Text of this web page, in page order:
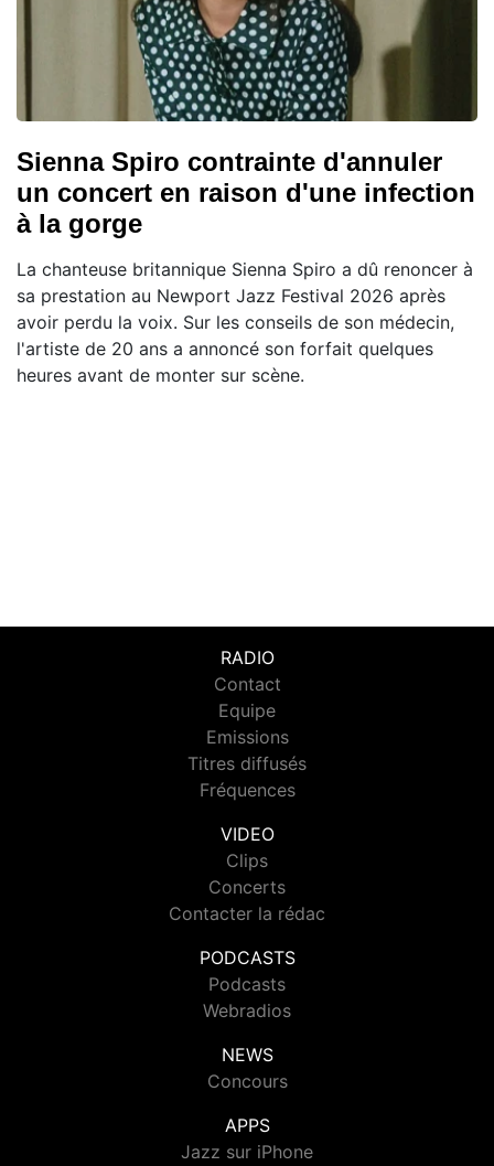
Sienna Spiro contrainte d'annuler
un concert en raison d'une infection
à la gorge
La chanteuse britannique Sienna Spiro a dû renoncer à
sa prestation au Newport Jazz Festival 2026 après
avoir perdu la voix. Sur les conseils de son médecin,
l'artiste de 20 ans a annoncé son forfait quelques
heures avant de monter sur scène.
RADIO
Contact
Equipe
Emissions
Titres diffusés
Fréquences
VIDEO
Clips
Concerts
Contacter la rédac
PODCASTS
Podcasts
Webradios
NEWS
Concours
APPS
Jazz sur iPhone